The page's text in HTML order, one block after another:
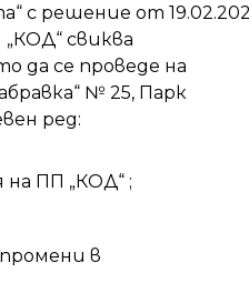
с решение от
„КОД“ свиква
да се проведе на
№ 25, Парк
ред:
ПП „КОД“ ;
в